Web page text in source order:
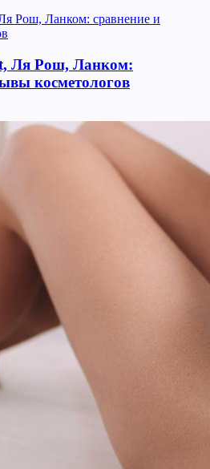
Ля Рош, Ланком:
косметологов